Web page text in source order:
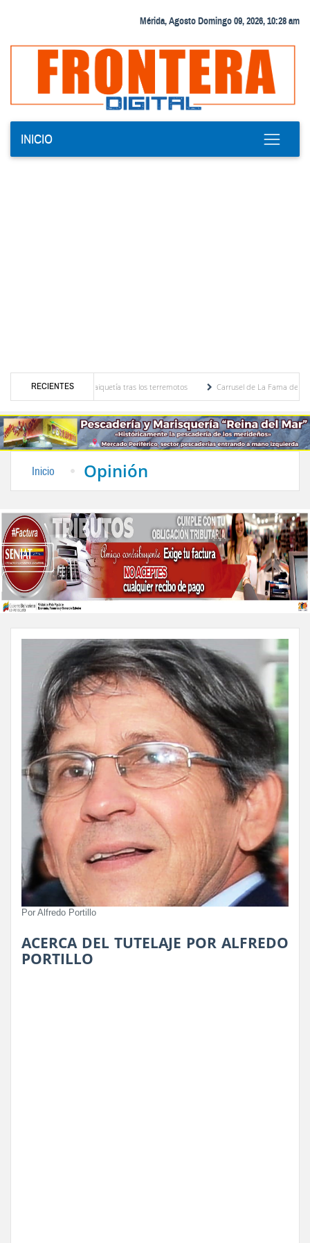
Mérida, Agosto Domingo 09, 2026, 10:28 am
INICIO
RECIENTES
el Aeropuerto de Maiquetía tras los terremotos
Carrusel de La Fama del 09 de
Inicio Opinión
Por Alfredo Portillo
ACERCA DEL TUTELAJE POR ALFREDO
PORTILLO